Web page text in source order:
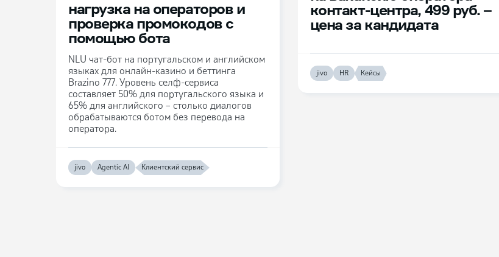
нагрузка на операторов и
проверка промокодов с
помощью бота
NLU чат-бот на португальском и английском
языках для онлайн-казино и беттинга
Brazino 777. Уровень селф-сервиса
составляет 50% для португальского языка и
65% для английского – столько диалогов
обрабатываются ботом без перевода на
оператора.
jivo Agentic AI Клиентский сервис
контакт-центра, 499 руб. –
цена за кандидата
jivo HR Кейсы